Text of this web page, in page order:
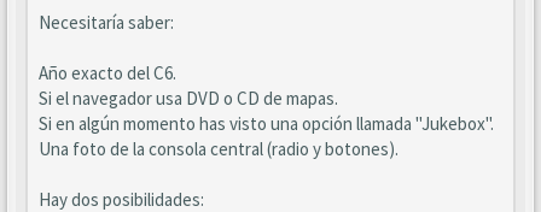
Necesitaría saber:
Año exacto del C6.
Si el navegador usa DVD o CD de mapas.
Si en algún momento has visto una opción llamada "Jukebox".
Una foto de la consola central (radio y botones).
Hay dos posibilidades: